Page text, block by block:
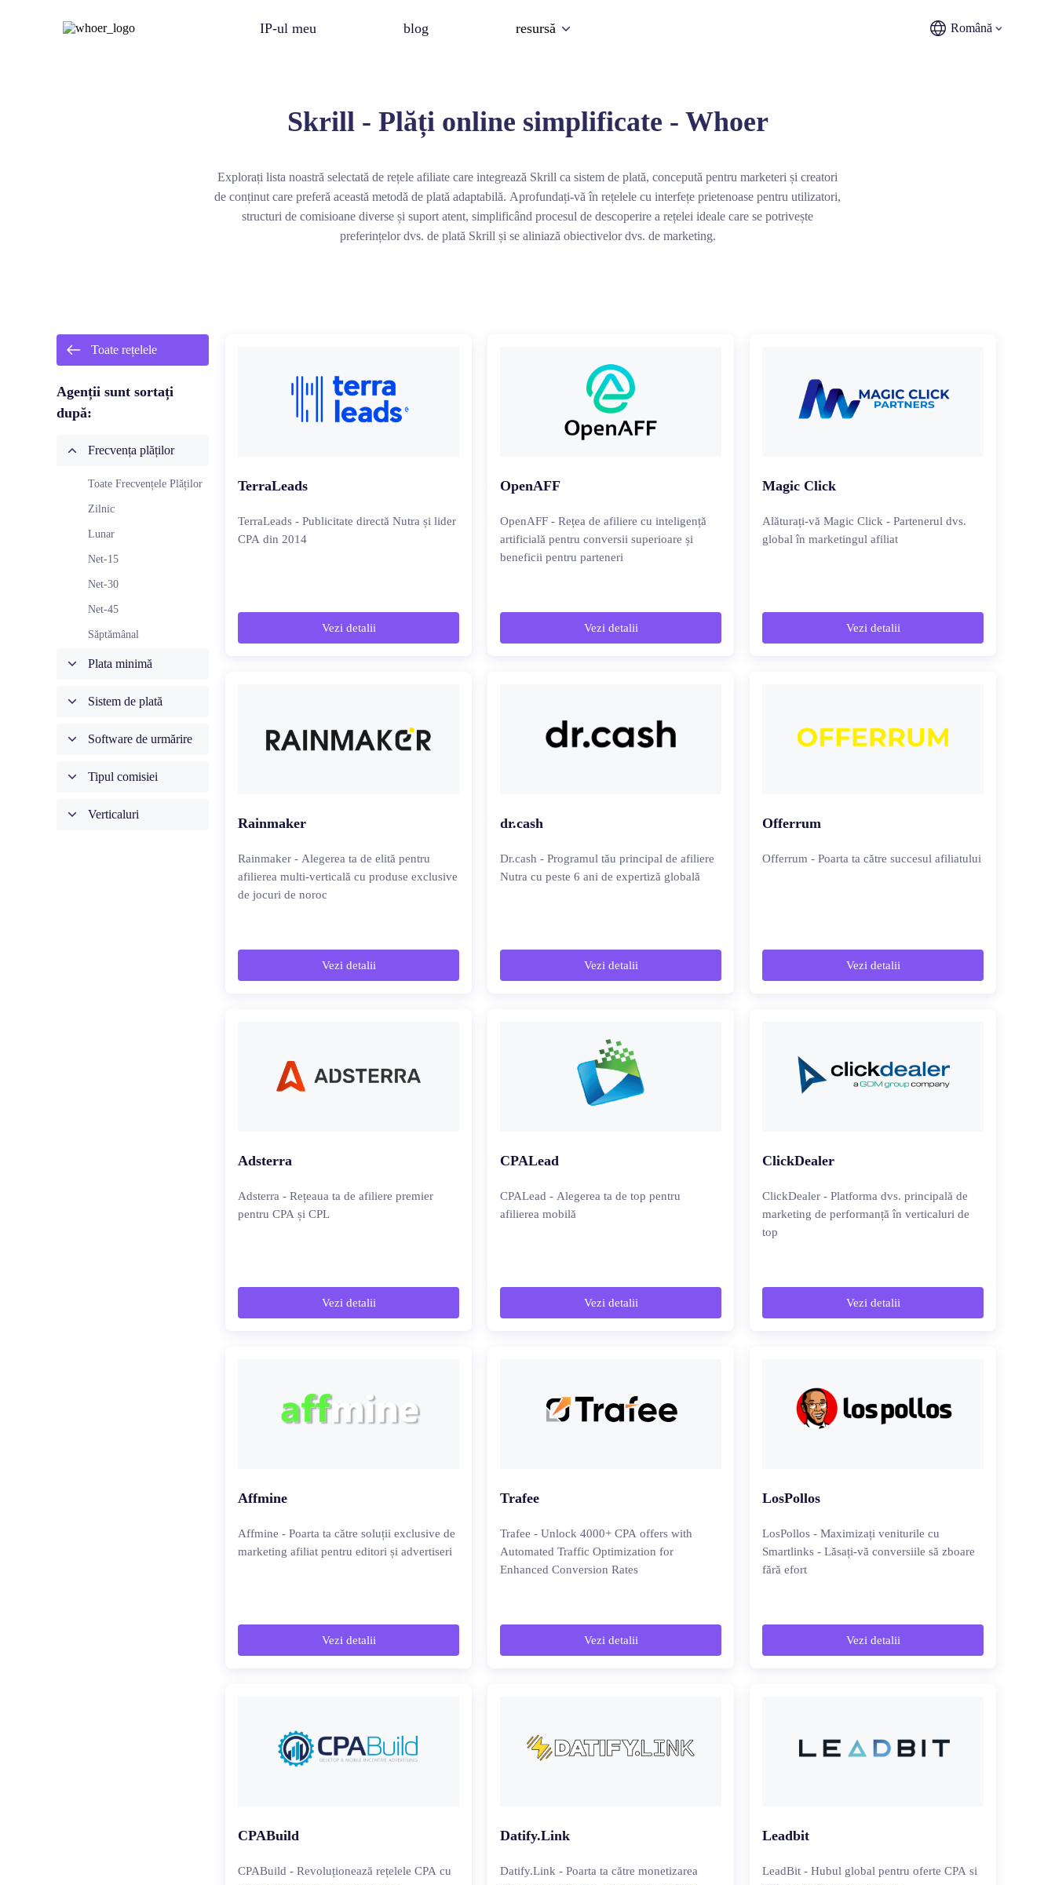
IP-ul meu blog resursă Română
Skrill - Plăți online simplificate - Whoer
Explorați lista noastră selectată de rețele afiliate care integrează Skrill ca sistem de plată, concepută pentru marketeri și creatori
de conținut care preferă această metodă de plată adaptabilă. Aprofundați-vă în rețelele cu interfețe prietenoase pentru utilizatori,
structuri de comisioane diverse și suport atent, simplificând procesul de descoperire a rețelei ideale care se potrivește
preferințelor dvs. de plată Skrill și se aliniază obiectivelor dvs. de marketing.
Toate rețelele
Agenții sunt sortați
după:
Frecvența plăților
Toate Frecvențele Plăților
Zilnic
Lunar
Net-15
Net-30
Net-45
Săptămânal
Plata minimă
Sistem de plată
Software de urmărire
Tipul comisiei
Verticaluri
TerraLeads
TerraLeads - Publicitate directă Nutra și lider
CPA din 2014
Vezi detalii
OpenAFF
OpenAFF - Rețea de afiliere cu inteligență
artificială pentru conversii superioare și
beneficii pentru parteneri
Vezi detalii
Magic Click
Alăturați-vă Magic Click - Partenerul dvs.
global în marketingul afiliat
Vezi detalii
Rainmaker
Rainmaker - Alegerea ta de elită pentru
afilierea multi-verticală cu produse exclusive
de jocuri de noroc
Vezi detalii
dr.cash
Dr.cash - Programul tău principal de afiliere
Nutra cu peste 6 ani de expertiză globală
Vezi detalii
Offerrum
Offerrum - Poarta ta către succesul afiliatului
Vezi detalii
Adsterra
Adsterra - Rețeaua ta de afiliere premier
pentru CPA și CPL
Vezi detalii
CPALead
CPALead - Alegerea ta de top pentru
afilierea mobilă
Vezi detalii
ClickDealer
ClickDealer - Platforma dvs. principală de
marketing de performanță în verticaluri de
top
Vezi detalii
Affmine
Affmine - Poarta ta către soluții exclusive de
marketing afiliat pentru editori și advertiseri
Vezi detalii
Trafee
Trafee - Unlock 4000+ CPA offers with
Automated Traffic Optimization for
Enhanced Conversion Rates
Vezi detalii
LosPollos
LosPollos - Maximizați veniturile cu
Smartlinks - Lăsați-vă conversiile să zboare
fără efort
Vezi detalii
CPABuild
CPABuild - Revoluționează rețelele CPA cu
Datify.Link
Datify.Link - Poarta ta către monetizarea
Leadbit
LeadBit - Hubul global pentru oferte CPA si